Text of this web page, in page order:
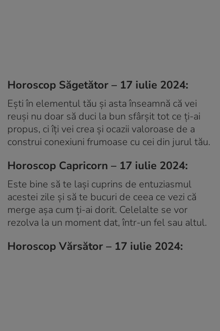
Horoscop Săgetător – 17 iulie 2024:
Ești în elementul tău și asta înseamnă că vei
reuși nu doar să duci la bun sfârșit tot ce ți-ai
propus, ci îți vei crea și ocazii valoroase de a
construi conexiuni frumoase cu cei din jurul tău.
Horoscop Capricorn – 17 iulie 2024:
Este bine să te lași cuprins de entuziasmul
acestei zile și să te bucuri de ceea ce vezi că
merge așa cum ți-ai dorit. Celelalte se vor
rezolva la un moment dat, într-un fel sau altul.
Horoscop Vărsător – 17 iulie 2024: